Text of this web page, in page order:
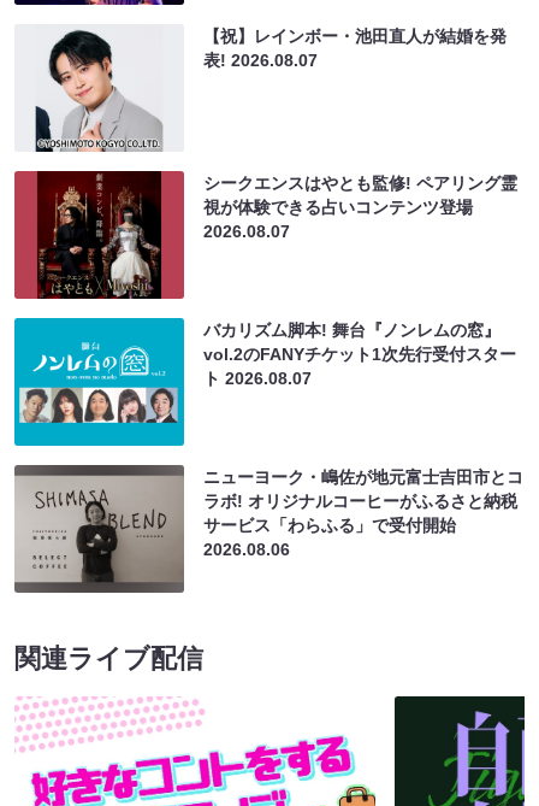
【祝】レインボー・池田直人が結婚を発
表!2026.08.07
シークエンスはやとも監修! ペアリング霊
視が体験できる占いコンテンツ登場
2026.08.07
バカリズム脚本! 舞台『ノンレムの窓』
vol.2のFANYチケット1次先行受付スター
ト2026.08.07
ニューヨーク・嶋佐が地元富士吉田市とコ
ラボ! オリジナルコーヒーがふるさと納税
サービス「わらふる」で受付開始
2026.08.06
関連ライブ配信